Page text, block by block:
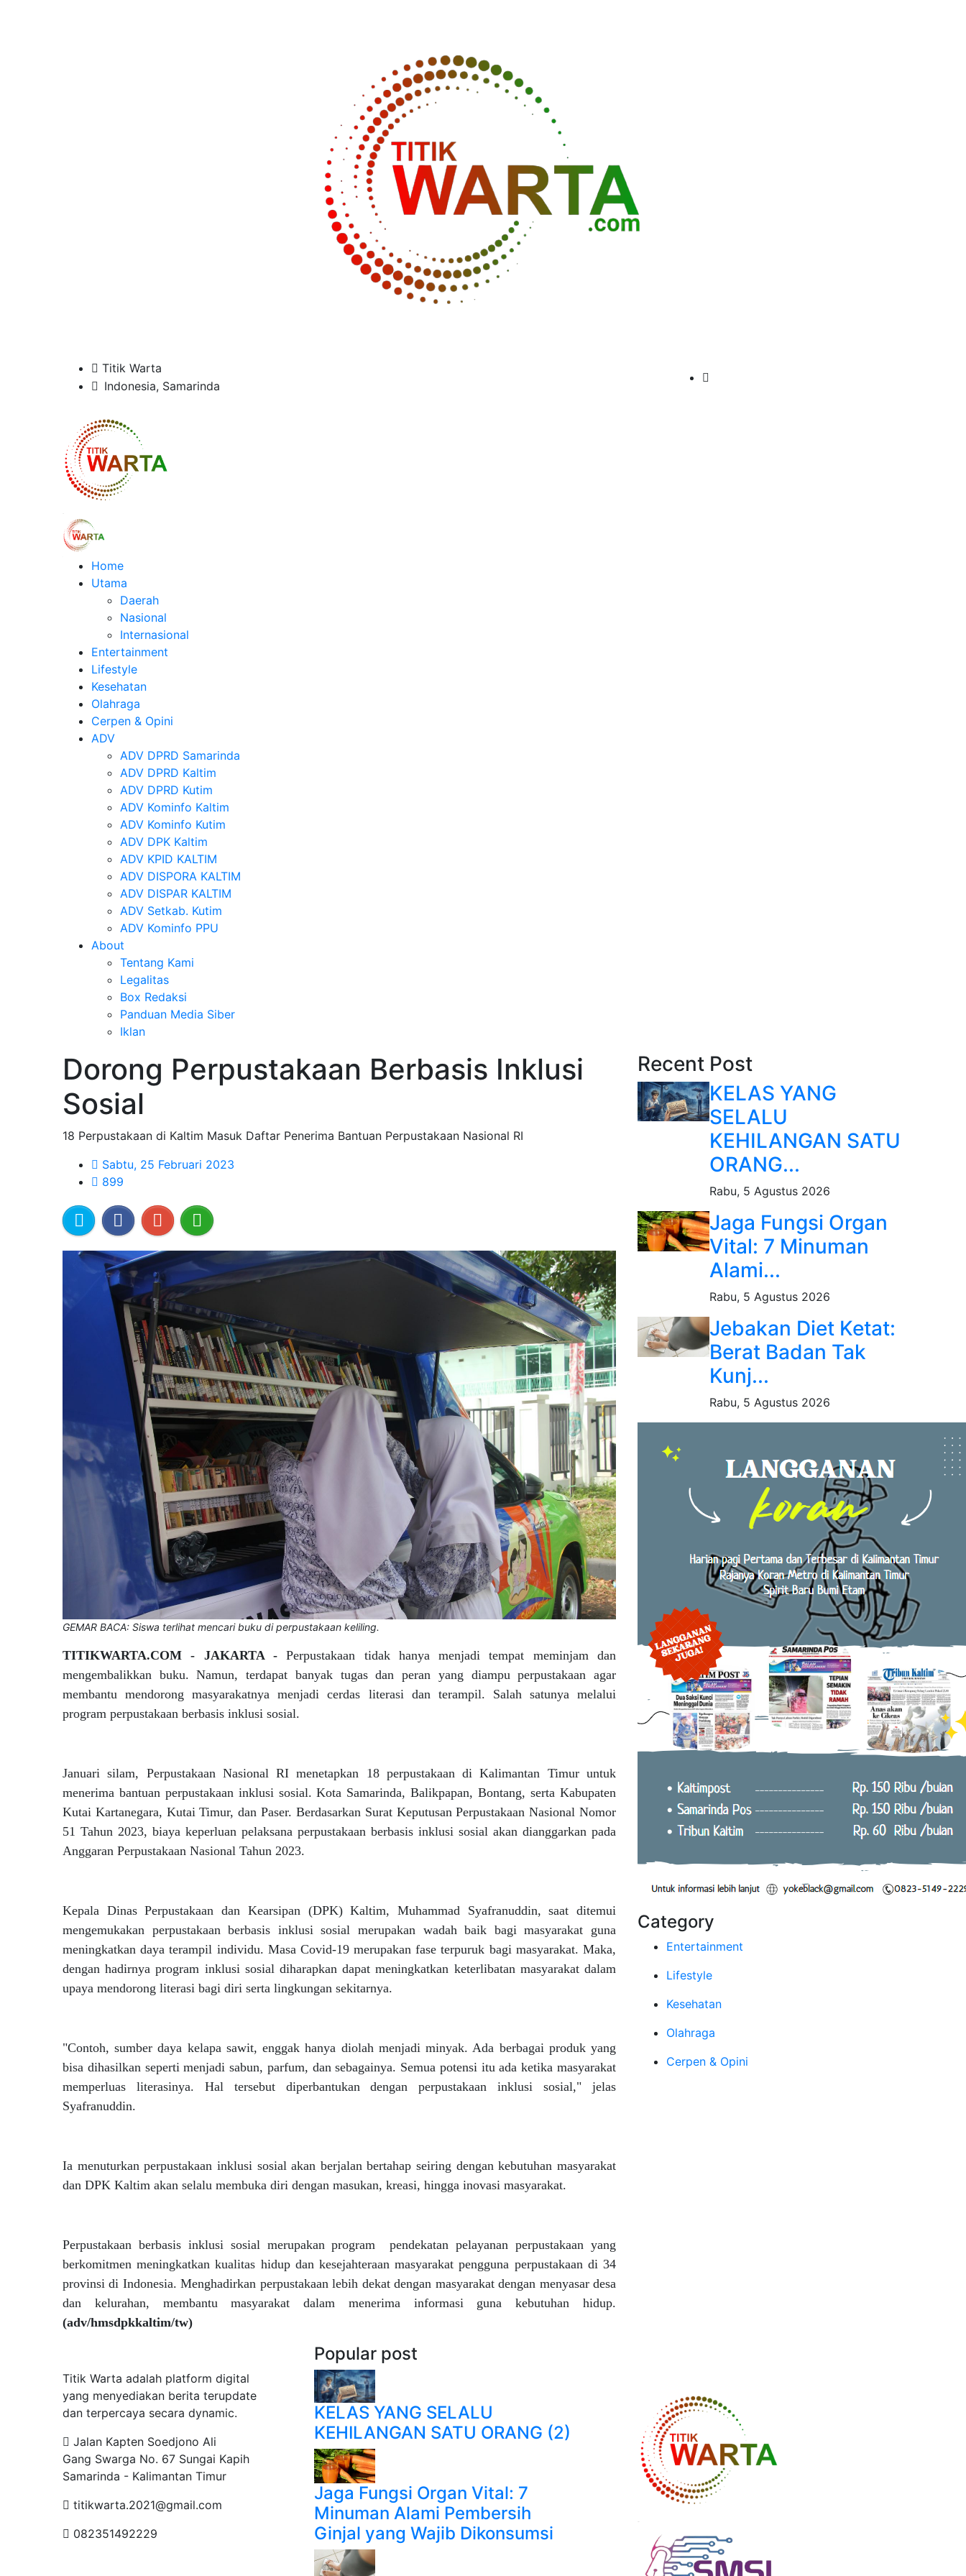
Titik Warta
Indonesia, Samarinda
Home
Utama
Daerah
Nasional
Internasional
Entertainment
Lifestyle
Kesehatan
Olahraga
Cerpen & Opini
ADV
ADV DPRD Samarinda
ADV DPRD Kaltim
ADV DPRD Kutim
ADV Kominfo Kaltim
ADV Kominfo Kutim
ADV DPK Kaltim
ADV KPID KALTIM
ADV DISPORA KALTIM
ADV DISPAR KALTIM
ADV Setkab. Kutim
ADV Kominfo PPU
About
Tentang Kami
Legalitas
Box Redaksi
Panduan Media Siber
Iklan
Dorong Perpustakaan Berbasis Inklusi
Sosial
18 Perpustakaan di Kaltim Masuk Daftar Penerima Bantuan Perpustakaan Nasional RI
Sabtu, 25 Februari 2023
899
GEMAR BACA: Siswa terlihat mencari buku di perpustakaan keliling.
TITIKWARTA.COM - JAKARTA -Perpustakaan tidak hanya menjadi tempat meminjam dan
mengembalikkan buku. Namun, terdapat banyak tugas dan peran yang diampu perpustakaan agar
membantu mendorong masyarakatnya menjadi cerdas literasi dan terampil. Salah satunya melalui
program perpustakaan berbasis inklusi sosial.
Januari silam, Perpustakaan Nasional RI menetapkan 18 perpustakaan di Kalimantan Timur untuk
menerima bantuan perpustakaan inklusi sosial. Kota Samarinda, Balikpapan, Bontang, serta Kabupaten
Kutai Kartanegara, Kutai Timur, dan Paser. Berdasarkan Surat Keputusan Perpustakaan Nasional Nomor
51 Tahun 2023, biaya keperluan pelaksana perpustakaan berbasis inklusi sosial akan dianggarkan pada
Anggaran Perpustakaan Nasional Tahun 2023.
Kepala Dinas Perpustakaan dan Kearsipan (DPK) Kaltim, Muhammad Syafranuddin, saat ditemui
mengemukakan perpustakaan berbasis inklusi sosial merupakan wadah baik bagi masyarakat guna
meningkatkan daya terampil individu. Masa Covid-19 merupakan fase terpuruk bagi masyarakat. Maka,
dengan hadirnya program inklusi sosial diharapkan dapat meningkatkan keterlibatan masyarakat dalam
upaya mendorong literasi bagi diri serta lingkungan sekitarnya.
"Contoh, sumber daya kelapa sawit, enggak hanya diolah menjadi minyak. Ada berbagai produk yang
bisa dihasilkan seperti menjadi sabun, parfum, dan sebagainya. Semua potensi itu ada ketika masyarakat
memperluas literasinya. Hal tersebut diperbantukan dengan perpustakaan inklusi sosial," jelas
Syafranuddin.
Ia menuturkan perpustakaan inklusi sosial akan berjalan bertahap seiring dengan kebutuhan masyarakat
dan DPK Kaltim akan selalu membuka diri dengan masukan, kreasi, hingga inovasi masyarakat.
Perpustakaan berbasis inklusi sosial merupakan program pendekatan pelayanan perpustakaan yang
berkomitmen meningkatkan kualitas hidup dan kesejahteraan masyarakat pengguna perpustakaan di 34
provinsi di Indonesia. Menghadirkan perpustakaan lebih dekat dengan masyarakat dengan menyasar desa
dan kelurahan, membantu masyarakat dalam menerima informasi guna kebutuhan hidup.
(adv/hmsdpkkaltim/tw)
Recent Post
KELAS YANG
SELALU
KEHILANGAN SATU
ORANG...
Rabu, 5 Agustus 2026
Jaga Fungsi Organ
Vital: 7 Minuman
Alami...
Rabu, 5 Agustus 2026
Jebakan Diet Ketat:
Berat Badan Tak
Kunj...
Rabu, 5 Agustus 2026
Category
Entertainment
Lifestyle
Kesehatan
Olahraga
Cerpen & Opini
Titik Warta adalah platform digital
yang menyediakan berita terupdate
dan terpercaya secara dynamic.
Jalan Kapten Soedjono Ali
Gang Swarga No. 67 Sungai Kapih
Samarinda - Kalimantan Timur
titikwarta.2021@gmail.com
082351492229
Popular post
KELAS YANG SELALU
KEHILANGAN SATU ORANG (2)
Jaga Fungsi Organ Vital: 7
Minuman Alami Pembersih
Ginjal yang Wajib Dikonsumsi